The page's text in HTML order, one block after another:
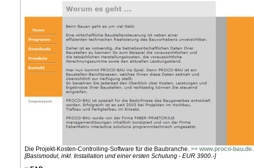
Die Projekt-Kosten-Controlling-Software für die Baubranche. >> www.proco-bau.de.
[Basismodul, inkl. Installation und einer ersten Schulung - EUR 3900.-]